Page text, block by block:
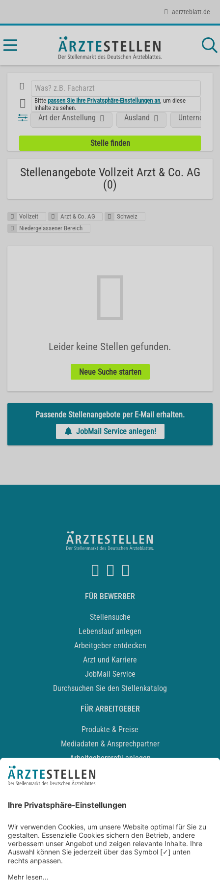
aerzteblatt.de
Bittepassen Sie Ihre Privatsphäre-Einstellungen an , um diese
Inhalte zu sehen.
Art der Anstellung Ausland
Stellenangebote Vollzeit Arzt & Co. AG
(0)
Vollzeit Arzt & Co. AG
Schweiz
Niedergelassener Bereich
Leider keine Stellen gefunden.
Neue Suche starten
Passende Stellenangebote per E-Mail erhalten.
JobMail Service anlegen!
FÜR BEWERBER
Stellensuche
Lebenslauf anlegen
Arbeitgeber entdecken
Arzt und Karriere
JobMail Service
Durchsuchen Sie den Stellenkatalog
FÜR ARBEITGEBER
Produkte & Preise
Mediadaten & Ansprechpartner
Arbeitgeberprofil anlegen
Recruiting-Podcast
Kontakt
Datenschutz
Newsletter